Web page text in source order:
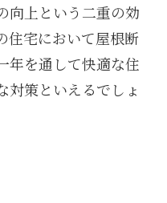
向上という二重の効
住宅において屋根断
年を通して快適な住
対策といえるでしょ